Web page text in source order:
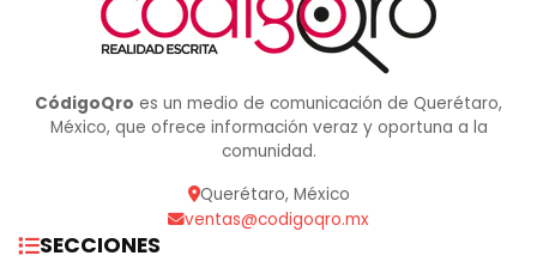
CódigoQro es un medio de comunicación de Querétaro,
México, que ofrece información veraz y oportuna a la
comunidad.
Querétaro, México
ventas@codigoqro.mx
SECCIONES